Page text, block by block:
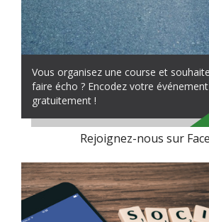
Vous organisez une course et
faire écho ? Encodez votre événement
gratuitement !
Rejoignez-nous sur